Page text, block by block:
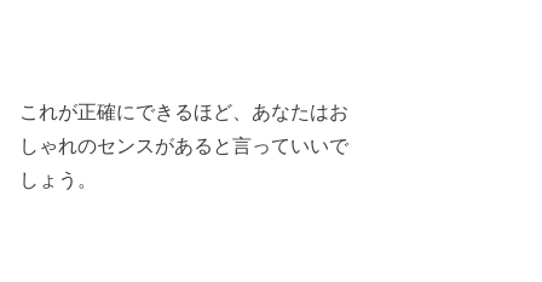
これが正確にできるほど、あなたはお
しゃれのセンスがあると言っていいで
しょう。